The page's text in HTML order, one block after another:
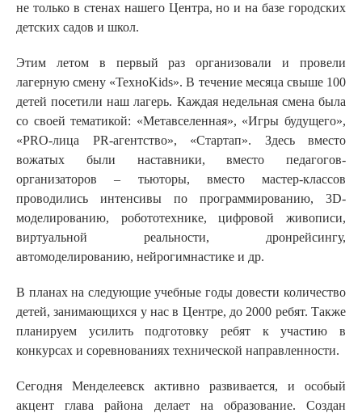
не только в стенах нашего Центра, но и на базе городских
детских садов и школ.
Этим летом в первый раз организовали и провели
лагерную смену «ТехноKids». В течение месяца свыше 100
детей посетили наш лагерь. Каждая недельная смена была
со своей тематикой: «Метавселенная», «Игры будущего»,
«PRО-лица PR-агентство», «Стартап». Здесь вместо
вожатых были наставники, вместо педагогов-
организаторов – тьюторы, вместо мастер-классов
проводились интенсивы по программированию, 3D-
моделированию, робототехнике, цифровой живописи,
виртуальной реальности, дронрейсингу,
автомоделированию, нейрогимнастике и др.
В планах на следующие учебные годы довести количество
детей, занимающихся у нас в Центре, до 2000 ребят. Также
планируем усилить подготовку ребят к участию в
конкурсах и соревнованиях технической направленности.
Сегодня Менделеевск активно развивается, и особый
акцент глава района делает на образование. Создан